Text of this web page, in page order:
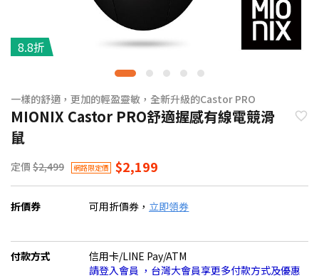
8.8折
一樣的舒適，更加的輕盈靈敏，全新升級的Castor PRO
MIONIX Castor PRO舒適握感有線電競滑
鼠
定價 $2,499 網路限定價 $2,199
折價券 可用折價券， 立即領券
付款方式
信用卡/LINE Pay/ATM
請登入會員 ，台灣大會員享更多付款方式及優惠